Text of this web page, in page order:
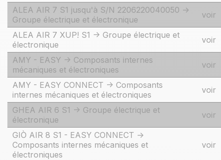
ALEA AIR 7 S1 jusqu'à S/N 2206220040050 ->
Groupe électrique et électronique
voir
ALEA AIR 7 XUP! S1 -> Groupe électrique et
électronique
voir
AMY - EASY -> Composants internes
mécaniques et électroniques
voir
AMY - EASY CONNECT -> Composants
internes mécaniques et électroniques
voir
GHEA AIR 6 S1 -> Groupe électrique et
électronique
voir
GIÒ AIR 8 S1 - EASY CONNECT ->
Composants internes mécaniques et
électroniques
voir